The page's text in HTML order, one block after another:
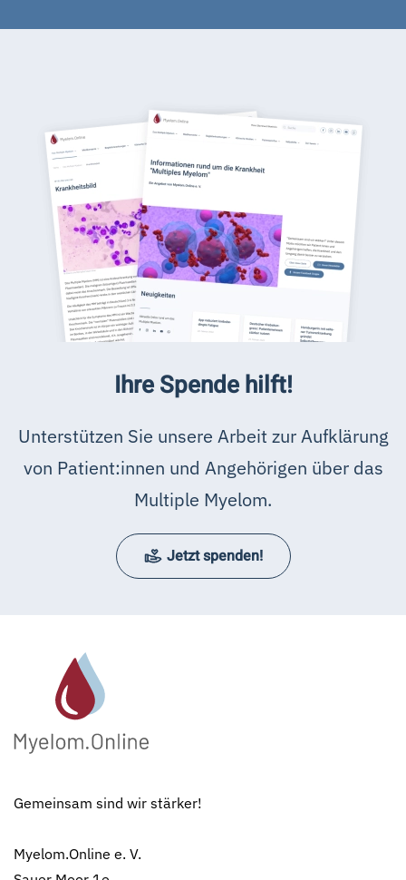
Ihre Spende hilft!
Unterstützen Sie unsere Arbeit zur Aufklärung
von Patient:innen und Angehörigen über das
Multiple Myelom.
Jetzt spenden!
Gemeinsam sind wir stärker!
Myelom.Online e. V.